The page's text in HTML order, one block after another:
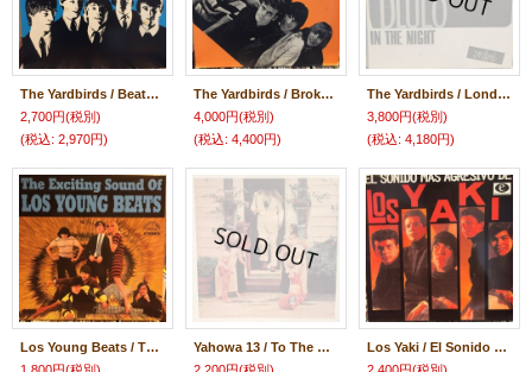
The Yardbirds / Beatclub
2,700円(税別)
(税込: 2,970円)
The Yardbirds / Broken Wings
4,000円(税別)
(税込: 4,400円)
The Yardbirds / London Gets Blues In The Night
3,800円(税別)
(税込: 4,180円)
Los Young Beats / The Exciting Sound Of Los Young Beats
Yahowa 13 / To The Principles For The Children
Los Yaki / El Sonido Mas Agresivo De Los Yaki